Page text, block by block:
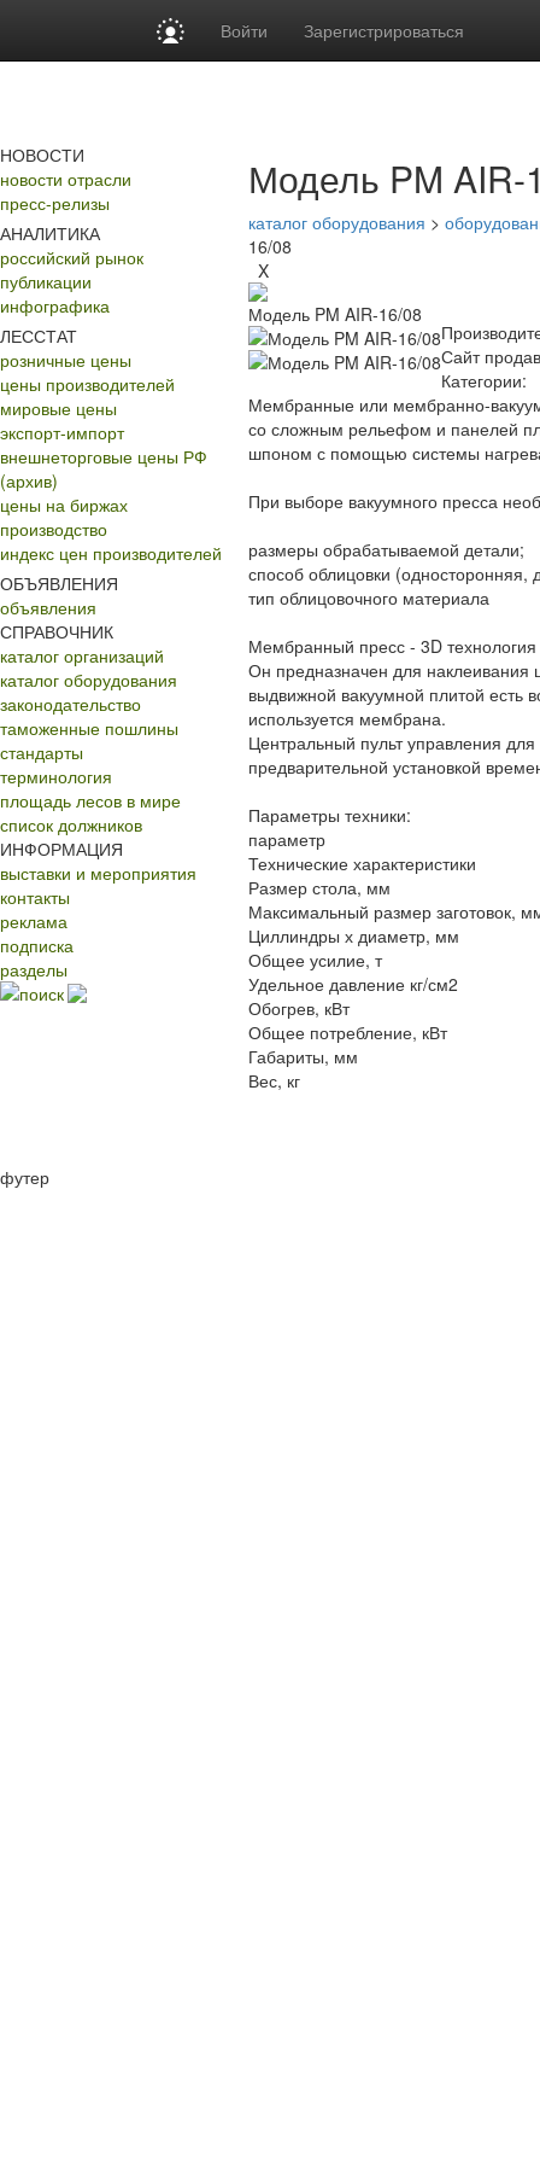
Войти Зарегистрироваться
НОВОСТИ
новости отрасли
пресс-релизы
АНАЛИТИКА
российский рынок
публикации
инфографика
ЛЕССТАТ
розничные цены
цены производителей
мировые цены
экспорт-импорт
внешнеторговые цены РФ
(архив)
цены на биржах
производство
индекс цен производителей
ОБЪЯВЛЕНИЯ
объявления
СПРАВОЧНИК
каталог организаций
каталог оборудования
законодательство
таможенные пошлины
стандарты
терминология
площадь лесов в мире
список должников
ИНФОРМАЦИЯ
выставки и мероприятия
контакты
реклама
подписка
разделы
поиск
Модель PM AIR-
каталог оборудования >
16/08
X
Модель PM AIR-16/08
Сайт
Категории:
Мембранные или мембранно-
со сложным рельефом и панелей
шпоном с помощью системы
При выборе вакуумного пресса
размеры обрабатываемой детали;
способ облицовки (односторонняя,
тип облицовочного материала
Мембранный пресс - 3D
Он предназначен для наклеивания
выдвижной вакуумной плитой
используется мембрана.
Центральный пульт управления
предварительной установкой
Параметры техники:
параметр
Технические характеристики
Размер стола, мм
Максимальный размер заготовок,
Циллиндры х диаметр, мм
Общее усилие, т
Удельное давление кг/см2
Обогрев, кВт
Общее потребление, кВт
Габариты, мм
Вес, кг
футер